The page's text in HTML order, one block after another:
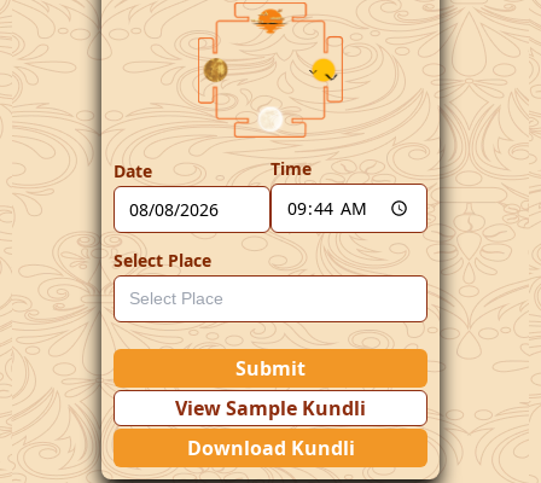
Date Time
Select Place
Submit
View Sample Kundli
Download Kundli